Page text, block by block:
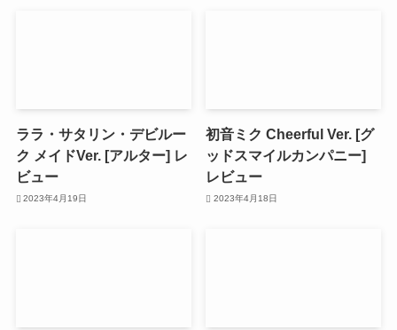
ララ・サタリン・デビルー
ク メイドVer. [アルター] レ
ビュー
2023年4月19日
初音ミク Cheerful Ver. [グ
ッドスマイルカンパニー]
レビュー
2023年4月18日